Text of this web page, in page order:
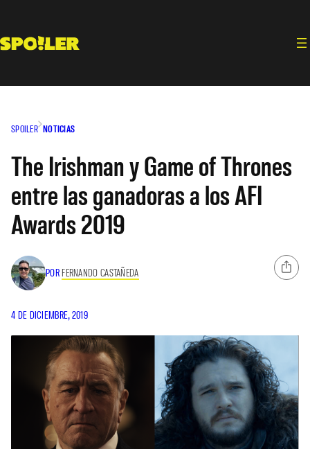
contenido
SPOILER NOTICIAS
The Irishman y Game of Thrones
entre las ganadoras a los AFI
Awards 2019
POR FERNANDO CASTAÑEDA
4 DE DICIEMBRE, 2019